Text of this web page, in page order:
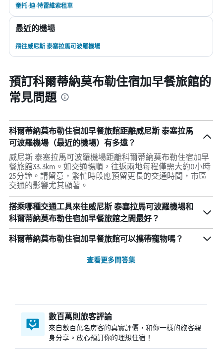
奎托·迪·特雷維索租車
最近的機場
飛往威尼斯 泰塞拉馬可波羅機場
預訂科爾蒂納莫布勒住宿加早餐旅館的
常見問題
科爾蒂納莫布勒住宿加早餐旅館距離威尼斯 泰塞拉馬
可波羅機場（最近的機場）有多遠？
威尼斯 泰塞拉馬可波羅機場距離科爾蒂納莫布勒住宿加早
餐旅館33.3km。如交通暢順，往返兩地每程僅需大約0小時
25分鐘。請留意，繁忙時段應預留更長的交通時間，市區
交通的影響尤其顯著。
搭乘哪種交通工具來往威尼斯 泰塞拉馬可波羅機場和
科爾蒂納莫布勒住宿加早餐旅館之間最好？
科爾蒂納莫布勒住宿加早餐旅館可以攜帶寵物嗎？
查看更多問答集
數百萬則旅客評論
來自數百萬名房客的真實評價，和你一樣的旅客親
身分享。放心預訂你的理想住宿！